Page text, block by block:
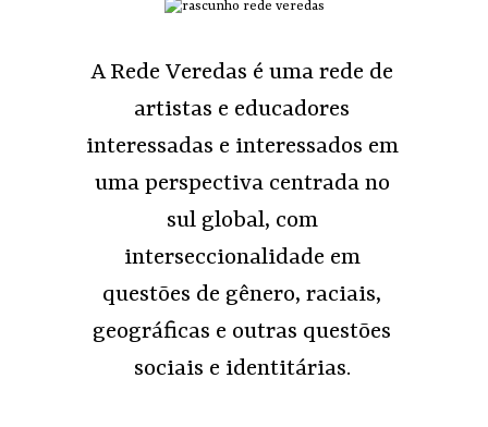
A Rede Veredas é uma rede de
artistas e educadores
interessadas e interessados em
uma perspectiva centrada no
sul global, com
interseccionalidade em
questões de gênero, raciais,
geográficas e outras questões
sociais e identitárias.